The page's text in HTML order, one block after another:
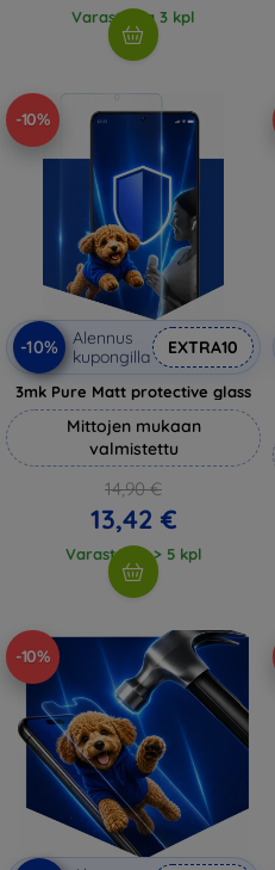
Varastossa 3 kpl
-10%
-10%
Alennus
kupongilla
EXTRA10
3mk Pure Matt protective glass
Mittojen mukaan
valmistettu
14,90 €
13,42 €
Varastossa > 5 kpl
-10%